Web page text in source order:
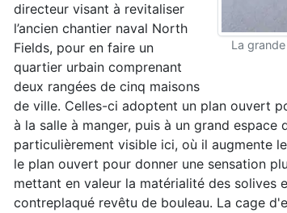
La
directeur visant à revitaliser
l’ancien chantier naval North
Fields, pour en faire un
quartier urbain comprenant
deux rangées de cinq maisons
de ville. Celles-ci adoptent un plan ouvert
à la salle à manger, puis à un grand
particulièrement visible ici, où il augmente
le plan ouvert pour donner une sensation
mettant en valeur la matérialité des solives
contreplaqué revêtu de bouleau. La cage